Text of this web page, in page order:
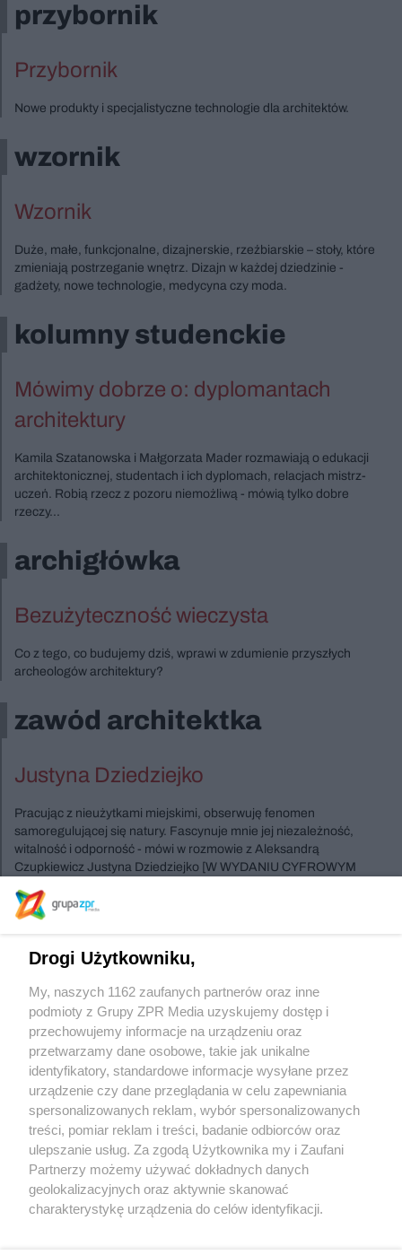
przybornik
Przybornik
Nowe produkty i specjalistyczne technologie dla architektów.
wzornik
Wzornik
Duże, małe, funkcjonalne, dizajnerskie, rzeźbiarskie – stoły, które
zmieniają postrzeganie wnętrz. Dizajn w każdej dziedzinie -
gadżety, nowe technologie, medycyna czy moda.
kolumny studenckie
Mówimy dobrze o: dyplomantach
architektury
Kamila Szatanowska i Małgorzata Mader rozmawiają o edukacji
architektonicznej, studentach i ich dyplomach, relacjach mistrz-
uczeń. Robią rzecz z pozoru niemożliwą - mówią tylko dobre
rzeczy...
archigłówka
Bezużyteczność wieczysta
Co z tego, co budujemy dziś, wprawi w zdumienie przyszłych
archeologów architektury?
zawód architektka
Justyna Dziedziejko
Pracując z nieużytkami miejskimi, obserwuję fenomen
samoregulującej się natury. Fascynuje mnie jej niezależność,
witalność i odporność - mówi w rozmowie z Aleksandrą
Czupkiewicz Justyna Dziedziejko [W WYDANIU CYFROWYM
Szukasz innych wydań ?
Sprawdź archiwum
Żaden utwór zamieszczony w serwisie nie może być powielany i
rozpowszechniany lub dalej rozpowszechniany w jakikolwiek sposób (w tym
Drogi Użytkowniku,
My, naszych 1162 zaufanych partnerów oraz inne
podmioty z Grupy ZPR Media uzyskujemy dostęp i
przechowujemy informacje na urządzeniu oraz
przetwarzamy dane osobowe, takie jak unikalne
identyfikatory, standardowe informacje wysyłane przez
urządzenie czy dane przeglądania w celu zapewniania
spersonalizowanych reklam, wybór spersonalizowanych
treści, pomiar reklam i treści, badanie odbiorców oraz
ulepszanie usług. Za zgodą Użytkownika my i Zaufani
Partnerzy możemy używać dokładnych danych
geolokalizacyjnych oraz aktywnie skanować
charakterystykę urządzenia do celów identyfikacji.